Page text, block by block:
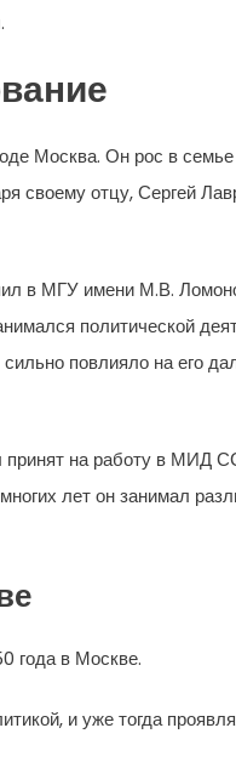
Москва. Он рос в
отцу, Сергей
в МГУ имени М.В.
политической
повлияло на его
на работу в МИД
лет он занимал
года в Москве.
и уже тогда